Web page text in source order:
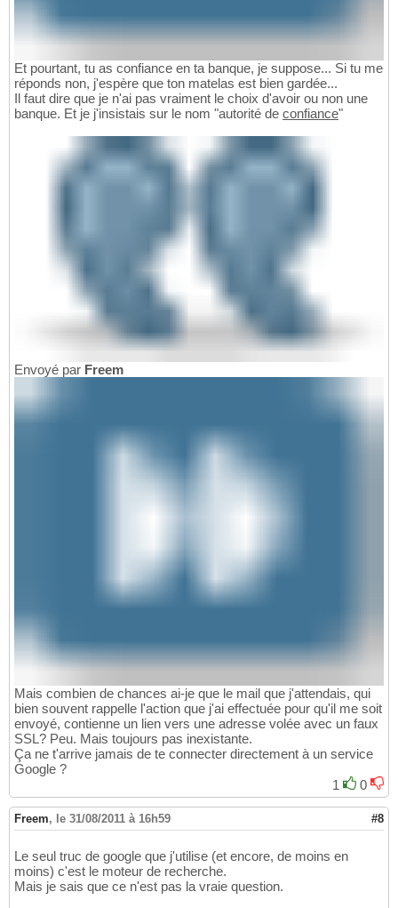
Et pourtant, tu as confiance en ta banque, je suppose... Si tu me
réponds non, j'espère que ton matelas est bien gardée...
Il faut dire que je n'ai pas vraiment le choix d'avoir ou non une
banque. Et je j'insistais sur le nom "autorité de confiance"
Envoyé par Freem
Mais combien de chances ai-je que le mail que j'attendais, qui
bien souvent rappelle l'action que j'ai effectuée pour qu'il me soit
envoyé, contienne un lien vers une adresse volée avec un faux
SSL? Peu. Mais toujours pas inexistante.
Ça ne t'arrive jamais de te connecter directement à un service
Google ?
1
0
Freem, le 31/08/2011 à 16h59 #8
Le seul truc de google que j'utilise (et encore, de moins en
moins) c'est le moteur de recherche.
Mais je sais que ce n'est pas la vraie question.